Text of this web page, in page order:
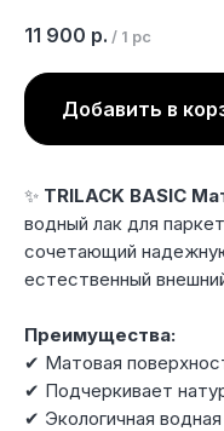
11 900 р. / 1 pc
Добавить в
✨ TRILACK BASIC
водный лак для
сочетающий
естественный
Преимущества:
✔ Матовая
✔ Подчеркивает
✔ Экологичная